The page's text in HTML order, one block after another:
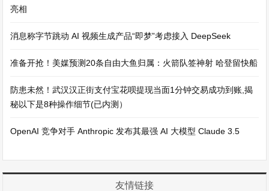
亮相
消息称字节跳动 AI 视频生成产品“即梦”考虑接入 DeepSeek
准备开抢！美媒预测20条自由大鱼归属：火箭队签神射 哈登留快船
防患未然！武汉汉正街支付宝花呗提现当面1分钟交易成功到账,揭
秘以下是8种操作细节(已内测）
OpenAI 竞争对手 Anthropic 发布其最强 AI 大模型 Claude 3.5
友情链接